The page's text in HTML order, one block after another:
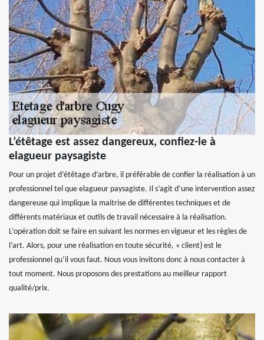
L’étêtage est assez dangereux, confiez-le à
elagueur paysagiste
Pour un projet d’étêtage d’arbre, il préférable de confier la réalisation à un
professionnel tel que elagueur paysagiste. Il s’agit d’une intervention assez
dangereuse qui implique la maitrise de différentes techniques et de
différents matériaux et outils de travail nécessaire à la réalisation.
L’opération doit se faire en suivant les normes en vigueur et les règles de
l’art. Alors, pour une réalisation en toute sécurité, « client} est le
professionnel qu’il vous faut. Nous vous invitons donc à nous contacter à
tout moment. Nous proposons des prestations au meilleur rapport
qualité/prix.